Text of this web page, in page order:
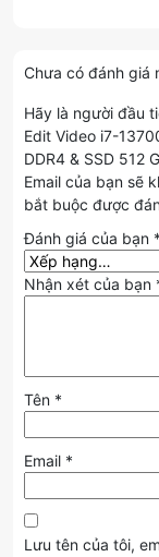
Chưa có đánh giá
Hãy là người đầu
Edit Video i7-
DDR4 & SSD 512
Email của bạn sẽ
bắt buộc được
Đánh giá của bạn *
Nhận xét của bạn
Tên *
Email *
Lưu tên của tôi,